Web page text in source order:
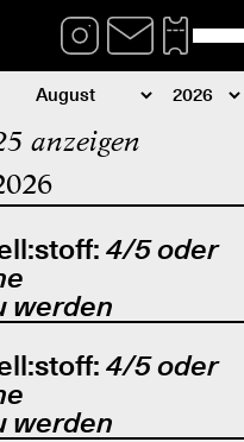
anzeigen
4/5 oder
werden
4/5 oder
werden